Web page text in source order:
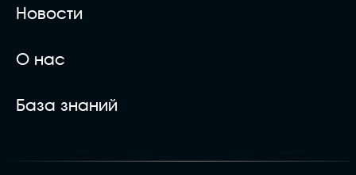
Новости
О нас
База знаний